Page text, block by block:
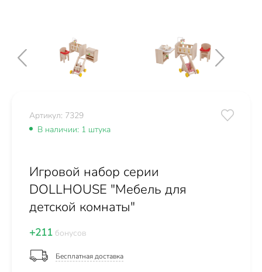
Артикул: 7329
В наличии: 1 штука
Игровой набор серии
DOLLHOUSE "Мебель для
детской комнаты"
+211 бонусов
Бесплатная доставка